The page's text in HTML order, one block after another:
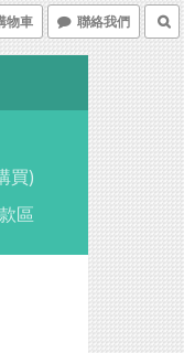
物車 聯絡我們
買)
區